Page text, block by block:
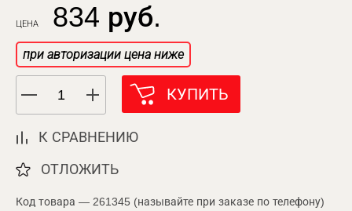
ЦЕНА 834 руб.
при авторизации цена ниже
КУПИТЬ
К СРАВНЕНИЮ
ОТЛОЖИТЬ
Код товара — 261345 (называйте при заказе по телефону)